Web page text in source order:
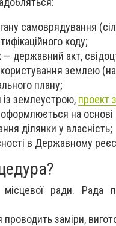
самоврядування
коду;
державний акт,
землею
плану;
із землеустрою, проект
на основі
ділянки у власність;
в Державному
ради. Рада
проводить заміри,